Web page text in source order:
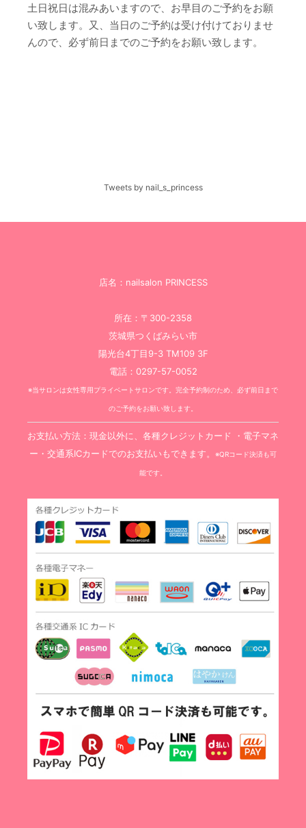
土日祝日は混みあいますので、お早目のご予約をお願
い致します。又、当日のご予約は受け付けておりませ
んので、必ず前日までのご予約をお願い致します。
Tweets by nail_s_princess
店名：nailsalon PRINCESS
所在：〒300-2358
茨城県つくばみらい市
陽光台4丁目9-3 TM109 3F
電話：0297-57-0052
※当サロンは女性専用プライベートサロンです。完全予約制のため、必ず前日まで
のご予約をお願い致します。
お支払い方法：現金以外に、各種クレジットカード ・電子マネ
ー・交通系ICカードでのお支払いもできます。
※QRコード決済も可
能です。